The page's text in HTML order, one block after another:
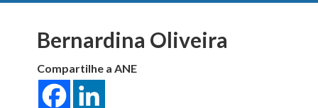
Bernardina Oliveira
Compartilhe a ANE